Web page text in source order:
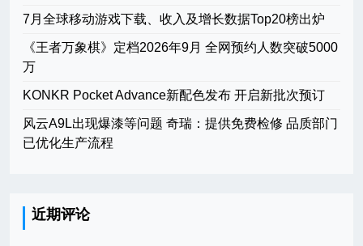
7月全球移动游戏下载、收入及增长数据Top20榜出炉
《王者万象棋》定档2026年9月 全网预约人数突破5000
万
KONKR Pocket Advance新配色发布 开启新批次预订
风云A9L出现爆漆等问题 奇瑞：提供免费检修 品质部门
已优化生产流程
近期评论